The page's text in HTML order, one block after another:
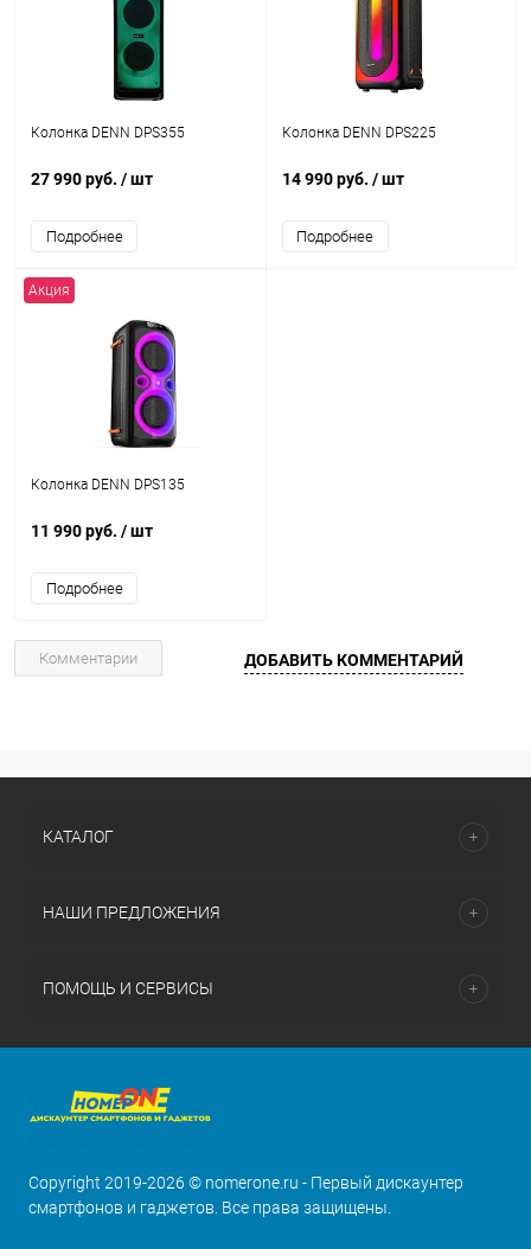
Колонка DENN DPS355
27 990 руб. / шт
Подробнее
Колонка DENN DPS225
14 990 руб. / шт
Подробнее
Акция
Колонка DENN DPS135
11 990 руб. / шт
Подробнее
Комментарии ДОБАВИТЬ КОММЕНТАРИЙ
КАТАЛОГ
НАШИ ПРЕДЛОЖЕНИЯ
ПОМОЩЬ И СЕРВИСЫ
Copyright 2019-2026 © nomerone.ru - Первый дискаунтер
смартфонов и гаджетов. Все права защищены.